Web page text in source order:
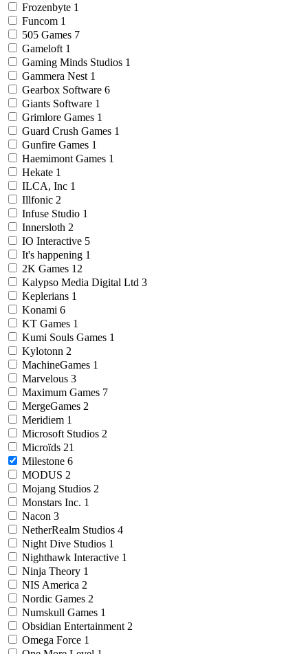
Frozenbyte 1
Funcom 1
505 Games 7
Gameloft 1
Gaming Minds Studios 1
Gammera Nest 1
Gearbox Software 6
Giants Software 1
Grimlore Games 1
Guard Crush Games 1
Gunfire Games 1
Haemimont Games 1
Hekate 1
ILCA, Inc 1
Illfonic 2
Infuse Studio 1
Innersloth 2
IO Interactive 5
It's happening 1
2K Games 12
Kalypso Media Digital Ltd 3
Keplerians 1
Konami 6
KT Games 1
Kumi Souls Games 1
Kylotonn 2
MachineGames 1
Marvelous 3
Maximum Games 7
MergeGames 2
Meridiem 1
Microsoft Studios 2
Microïds 21
Milestone 6
MODUS 2
Mojang Studios 2
Monstars Inc. 1
Nacon 3
NetherRealm Studios 4
Night Dive Studios 1
Nighthawk Interactive 1
Ninja Theory 1
NIS America 2
Nordic Games 2
Numskull Games 1
Obsidian Entertainment 2
Omega Force 1